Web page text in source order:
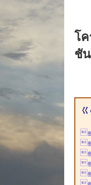
โ
ชั
๛




